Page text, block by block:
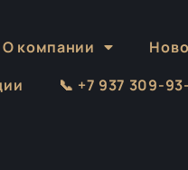
О компании
📞 +7 937 309-